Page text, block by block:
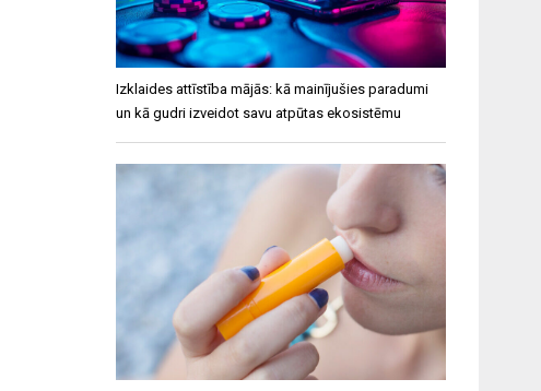
Izklaides attīstība mājās: kā mainījušies paradumi
un kā gudri izveidot savu atpūtas ekosistēmu